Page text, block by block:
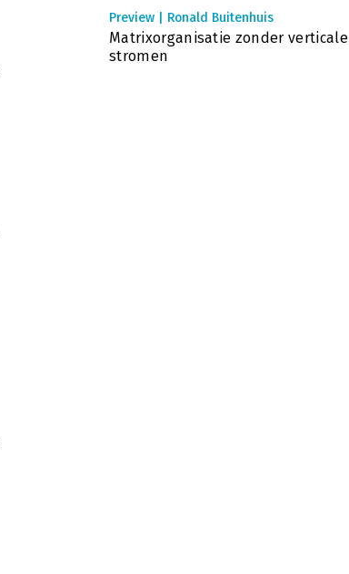
Preview | Ronald Buitenhuis
Matrixorganisatie zonder verticale
stromen